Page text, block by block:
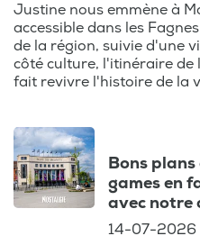
Justine nous emmène à
accessible dans les
de la région, suivie d'une
côté culture, l'itinéraire de
fait revivre l'histoire de la
Bons
games en
avec notre
14-07-2026